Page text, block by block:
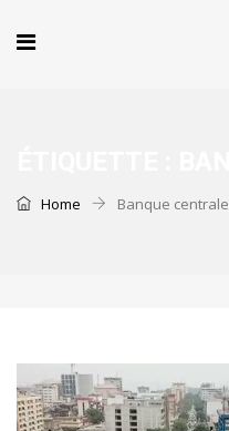
Home Banque centrale